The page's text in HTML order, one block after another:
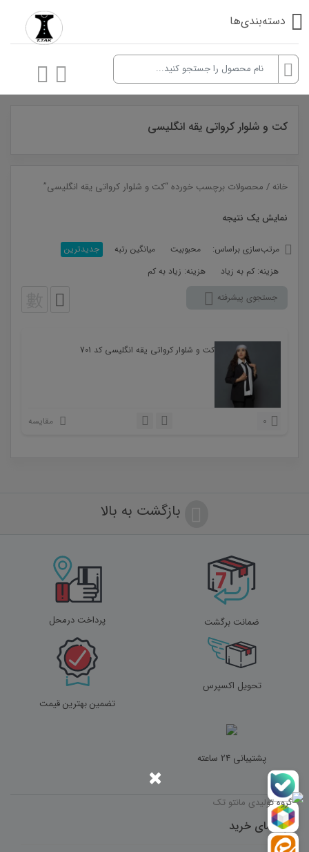
دسته‌بندی‌ها
کت و شلوار کرواتی یقه انگلیسی
خانه / محصولات برچسب خورده “کت و شلوار کرواتی یقه انگلیسی”
نمایش یک نتیجه
مرتب‌سازی براساس: محبوبیت میانگین رتبه
جدیدترین
هزینه: کم به زیاد
هزینه: زیاد به کم
جستجوی پیشرفته
کت و شلوار کرواتی یقه انگلیسی کد 701
0 مقایسه
بازگشت به بالا
ضمانت برگشت پرداخت درمحل
تحویل اکسپرس
تضمین بهترین قیمت
پشتیبانی 24 ساعته
راهنمای خرید
×